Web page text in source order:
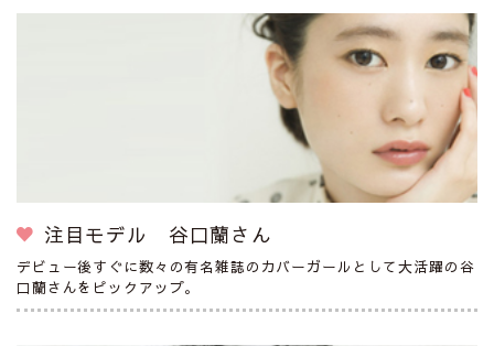
注目モデル 谷口蘭さん
デビュー後すぐに数々の有名雑誌のカバーガールとして大活躍の谷
口蘭さんをピックアップ。